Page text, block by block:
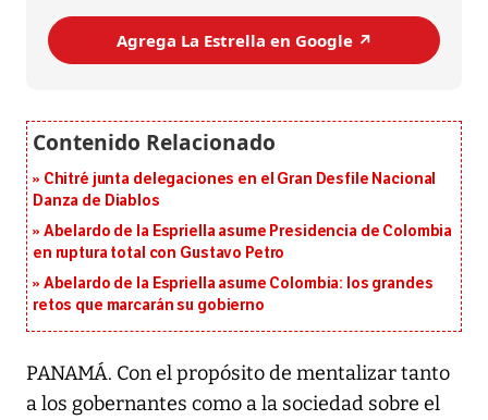
Agrega La Estrella en Google ↗️
Chitré junta delegaciones en el Gran Desfile Nacional
Danza de Diablos
Abelardo de la Espriella asume Presidencia de Colombia
en ruptura total con Gustavo Petro
Abelardo de la Espriella asume Colombia: los grandes
retos que marcarán su gobierno
PANAMÁ. Con el propósito de mentalizar tanto
a los gobernantes como a la sociedad sobre el